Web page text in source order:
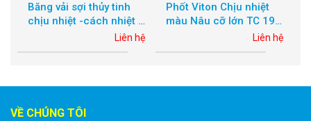
Băng vải sợi thủy tinh
chịu nhiệt -cách nhiệt |
cách âm chống cháy |
vải sợi chống cháy
Liên hệ
Phốt Viton Chịu nhiệt
màu Nâu cỡ lớn TC 195
Liên hệ
VỀ CHÚNG TÔI